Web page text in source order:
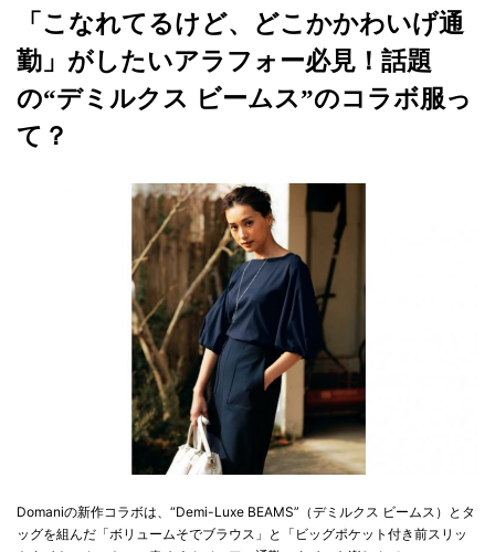
「こなれてるけど、どこかかわいげ通
勤」がしたいアラフォー必見！話題
の“デミルクス ビームス”のコラボ服っ
て？
Domaniの新作コラボは、“Demi-Luxe BEAMS”（デミルクス ビームス）とタ
ッグを組んだ「ボリュームそでブラウス」と「ビッグポケット付き前スリッ